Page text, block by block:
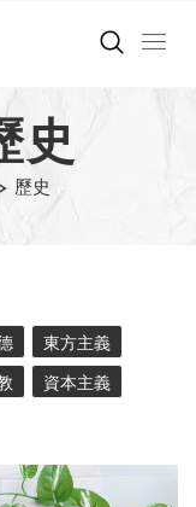
史
歷史
東方主義
資本主義